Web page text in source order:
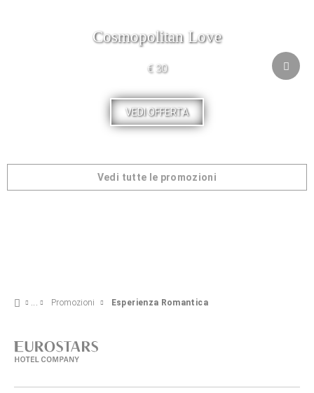
Cosmopolitan Love
€ 30
VEDI OFFERTA
Vedi tutte le promozioni
Promozioni Esperienza Romantica